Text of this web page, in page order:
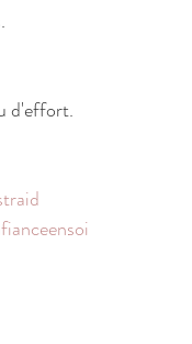
d'effort.